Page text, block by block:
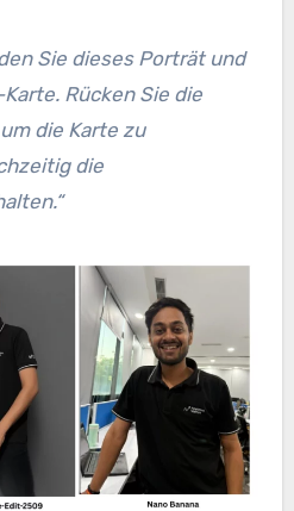
Sie dieses Porträt und
Rücken Sie die
die Karte zu
die